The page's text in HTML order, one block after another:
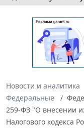
Новости и аналитика
Федеральные
259-ФЗ "О внесении
Налогового кодекса